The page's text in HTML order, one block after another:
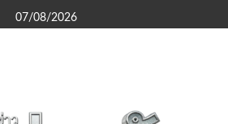
07/08/2026